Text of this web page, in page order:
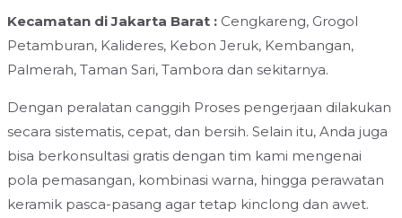
Kecamatan di Jakarta Barat : Cengkareng, Grogol
Petamburan, Kalideres, Kebon Jeruk, Kembangan,
Palmerah, Taman Sari, Tambora dan sekitarnya.
Dengan peralatan canggih Proses pengerjaan dilakukan
secara sistematis, cepat, dan bersih. Selain itu, Anda juga
bisa berkonsultasi gratis dengan tim kami mengenai
pola pemasangan, kombinasi warna, hingga perawatan
keramik pasca-pasang agar tetap kinclong dan awet.